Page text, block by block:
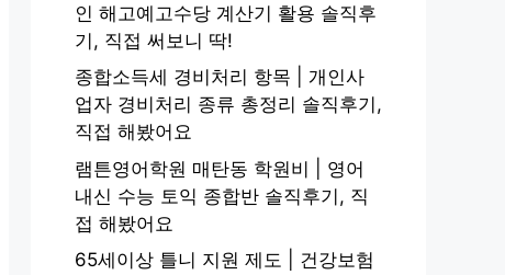
인 해고예고수당 계산기 활용 솔직후
기, 직접 써보니 딱!
종합소득세 경비처리 항목 | 개인사
업자 경비처리 종류 총정리 솔직후기,
직접 해봤어요
램튼영어학원 매탄동 학원비 | 영어
내신 수능 토익 종합반 솔직후기, 직
접 해봤어요
65세이상 틀니 지원 제도 | 건강보험